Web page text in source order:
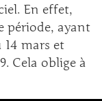
En effet,
période, ayant
14 mars et
Cela oblige à